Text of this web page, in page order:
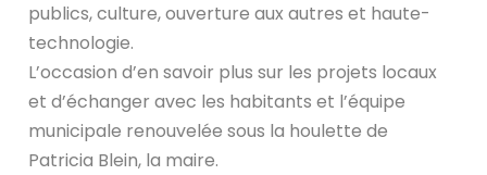
publics, culture, ouverture aux autres et haute-
technologie.
L’occasion d’en savoir plus sur les projets locaux
et d’échanger avec les habitants et l’équipe
municipale renouvelée sous la houlette de
Patricia Blein, la maire.